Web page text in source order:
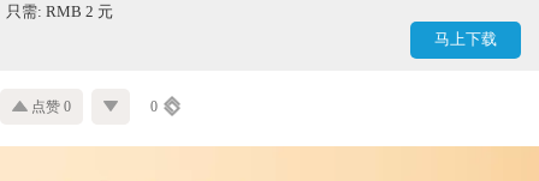
只需: RMB 2 元
马上下载
点赞 0 0